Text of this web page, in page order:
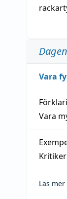
Vara
Vara
Läs